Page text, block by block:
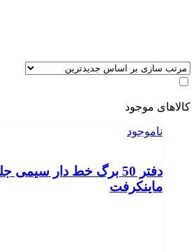
کالاهای موجود
ناموجود
دفتر 50 برگ خط دار
ماینکرفت